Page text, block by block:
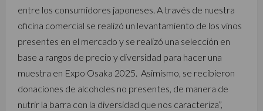
entre los consumidores japoneses. A través de nuestra
oficina comercial se realizó un levantamiento de los vinos
presentes en el mercado y se realizó una selección en
base a rangos de precio y diversidad para hacer una
muestra en Expo Osaka 2025. Asimismo, se recibieron
donaciones de alcoholes no presentes, de manera de
nutrir la barra con la diversidad que nos caracteriza”,